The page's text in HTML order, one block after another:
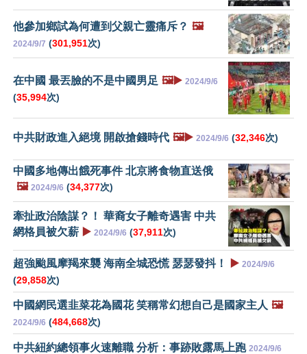
他參加鄉試為何遭到父親亡靈痛斥？ 🖼️
2024/9/7 (301,951次)
在中國 最丟臉的不是中國男足 🖼️▶️ 2024/9/6
(35,994次)
中共財政進入絕境 開啟搶錢時代 🖼️▶️ 2024/9/6 (32,346次)
中國多地傳出餓死事件 北京將食物直送俄
🖼️ 2024/9/6 (34,377次)
牽扯政治陰謀？！ 華裔女子離奇遇害 中共
網格員被欠薪 ▶️ 2024/9/6 (37,911次)
超強颱風摩羯來襲 海南全城恐慌 瑟瑟發抖！ ▶️ 2024/9/6
(29,858次)
中國網民選韭菜花為國花 笑稱常幻想自己是國家主人 🖼️
2024/9/6 (484,668次)
中共紐約總領事火速離職 分析：事跡敗露馬上跑 2024/9/6